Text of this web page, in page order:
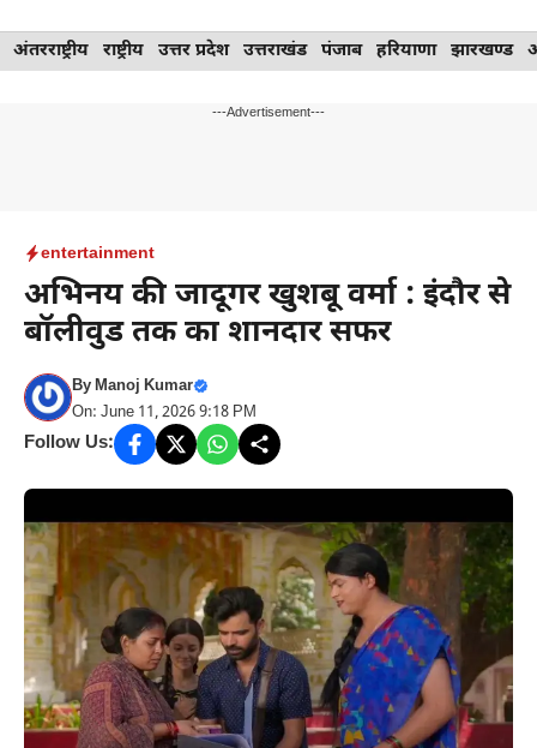
Skip
to
अंतरराष्ट्रीय राष्ट्रीय उत्तर प्रदेश उत्तराखंड पंजाब हरियाणा झारखण्ड
---Advertisement---
entertainment
अभिनय की जादूगर खुशबू वर्मा : इंदौर से
बॉलीवुड तक का शानदार सफर
ByManoj Kumar
On: June 11, 2026 9:18 PM
Follow Us: